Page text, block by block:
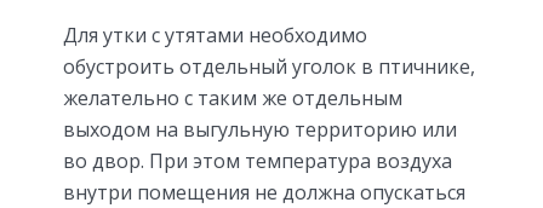
Для утки с утятами необходимо
обустроить отдельный уголок в птичнике,
желательно с таким же отдельным
выходом на выгульную территорию или
во двор. При этом температура воздуха
внутри помещения не должна опускаться